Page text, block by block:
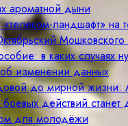
ароматной дыни
ландшафт» на
в каких случаях
изменении данных
до мирной жизни:
боевых действий
для молодёжи